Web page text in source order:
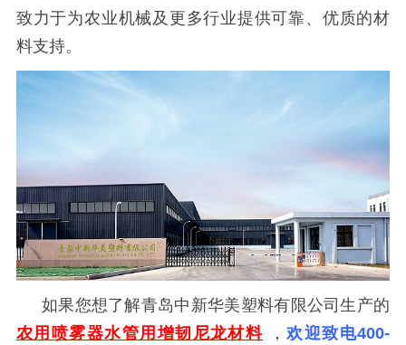
致力于为农业机械及更多行业提供可靠、优质的材
料支持。
如果您想了解青岛中新华美塑料有限公司生产的
农用喷雾器水管用增韧尼龙材料 ，欢迎致电400-